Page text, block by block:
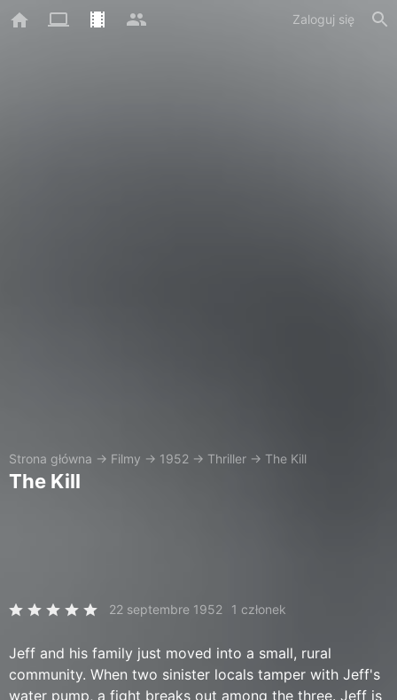
Zaloguj się
Strona główna → Filmy → 1952 → Thriller → The Kill
The Kill
22 septembre 1952 1 członek
Jeff and his family just moved into a small, rural
community. When two sinister locals tamper with Jeff's
water pump, a fight breaks out among the three. Jeff is